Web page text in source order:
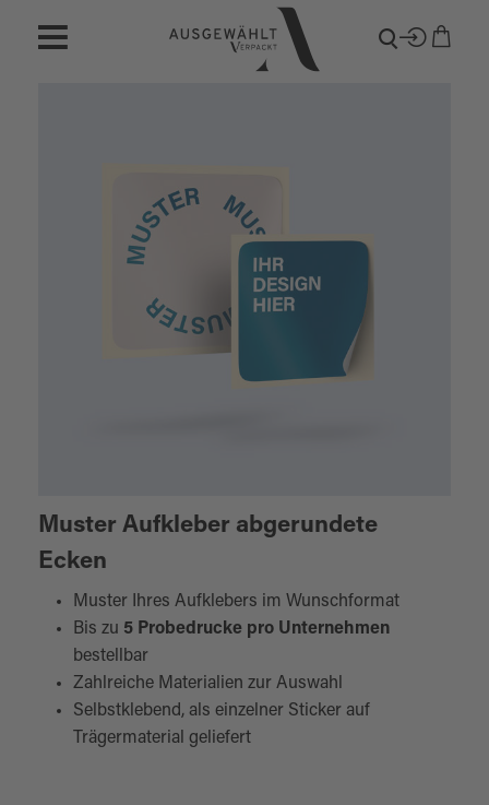
Muster Aufkleber abgerundete
Ecken
Muster Ihres Aufklebers im Wunschformat
Bis zu 5 Probedrucke pro Unternehmen
bestellbar
Zahlreiche Materialien zur Auswahl
Selbstklebend, als einzelner Sticker auf
Trägermaterial geliefert